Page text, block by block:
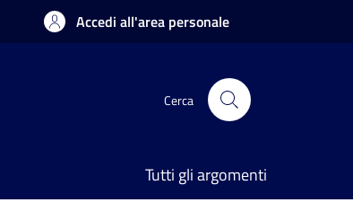
Accedi all'area personale
Cerca
Tutti gli argomenti